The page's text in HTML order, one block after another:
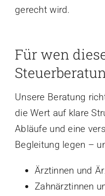
gerecht wird.
Für wen
Unsere Beratung
die Wert auf klare
Abläufe und eine
Begleitung legen –
Ärztinnen und
Zahnärztinnen